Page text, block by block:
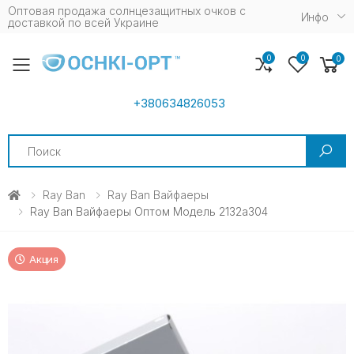
Оптовая продажа солнцезащитных очков c
доставкой по всей Украине
Инфо
Toggle mobile menu
+380634826053
Search
0 0 0
Ray Ban
Ray Ban Вайфаеры
Ray Ban Вайфаеры Оптом Модель 2132a304
Акция